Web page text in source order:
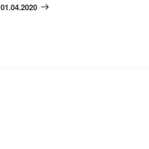
Beitrag
01.04.2020